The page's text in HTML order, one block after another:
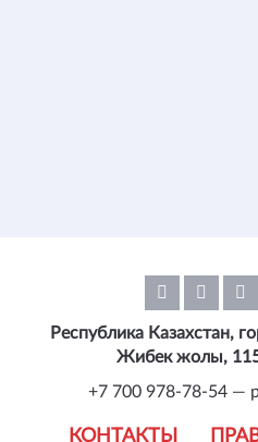
КОНТАКТЫ
Республика Казахстан,
Жибек жолы,
+7 700 978-78-54 —